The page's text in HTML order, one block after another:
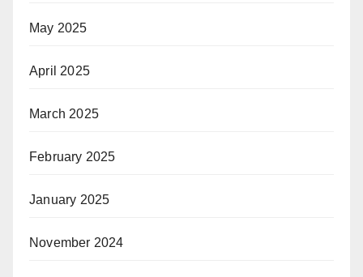
May 2025
April 2025
March 2025
February 2025
January 2025
November 2024